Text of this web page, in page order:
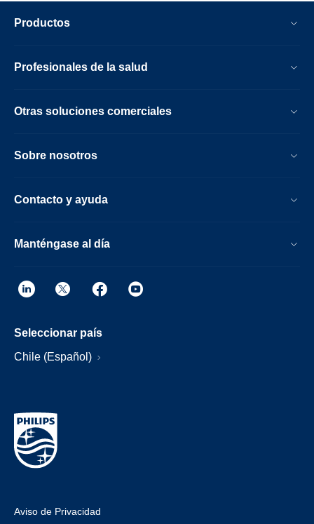
Productos
Profesionales de la salud
Otras soluciones comerciales
Sobre nosotros
Contacto y ayuda
Manténgase al día
Seleccionar país
Chile (Español)
Aviso de Privacidad